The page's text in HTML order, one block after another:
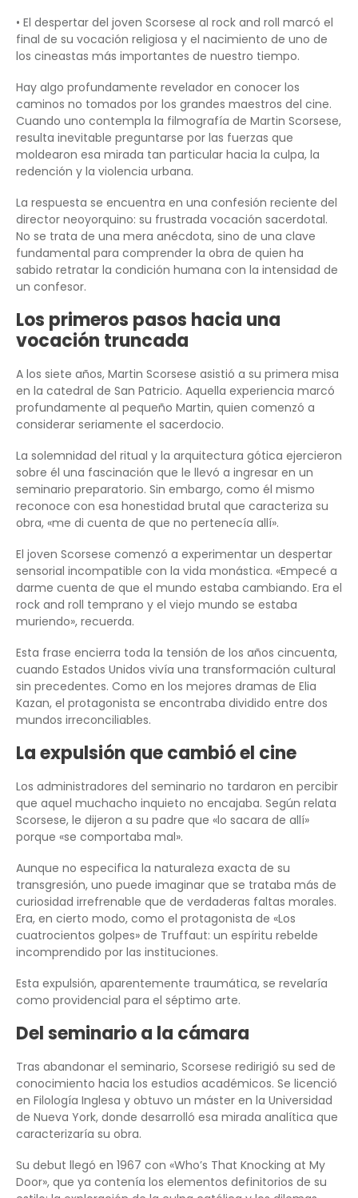
• El despertar del joven Scorsese al rock and roll marcó el
final de su vocación religiosa y el nacimiento de uno de
los cineastas más importantes de nuestro tiempo.
Hay algo profundamente revelador en conocer los
caminos no tomados por los grandes maestros del cine.
Cuando uno contempla la filmografía de Martin Scorsese,
resulta inevitable preguntarse por las fuerzas que
moldearon esa mirada tan particular hacia la culpa, la
redención y la violencia urbana.
La respuesta se encuentra en una confesión reciente del
director neoyorquino: su frustrada vocación sacerdotal.
No se trata de una mera anécdota, sino de una clave
fundamental para comprender la obra de quien ha
sabido retratar la condición humana con la intensidad de
un confesor.
Los primeros pasos hacia una
vocación truncada
A los siete años, Martin Scorsese asistió a su primera misa
en la catedral de San Patricio. Aquella experiencia marcó
profundamente al pequeño Martin, quien comenzó a
considerar seriamente el sacerdocio.
La solemnidad del ritual y la arquitectura gótica ejercieron
sobre él una fascinación que le llevó a ingresar en un
seminario preparatorio. Sin embargo, como él mismo
reconoce con esa honestidad brutal que caracteriza su
obra, «me di cuenta de que no pertenecía allí».
El joven Scorsese comenzó a experimentar un despertar
sensorial incompatible con la vida monástica. «Empecé a
darme cuenta de que el mundo estaba cambiando. Era el
rock and roll temprano y el viejo mundo se estaba
muriendo», recuerda.
Esta frase encierra toda la tensión de los años cincuenta,
cuando Estados Unidos vivía una transformación cultural
sin precedentes. Como en los mejores dramas de Elia
Kazan, el protagonista se encontraba dividido entre dos
mundos irreconciliables.
La expulsión que cambió el cine
Los administradores del seminario no tardaron en percibir
que aquel muchacho inquieto no encajaba. Según relata
Scorsese, le dijeron a su padre que «lo sacara de allí»
porque «se comportaba mal».
Aunque no especifica la naturaleza exacta de su
transgresión, uno puede imaginar que se trataba más de
curiosidad irrefrenable que de verdaderas faltas morales.
Era, en cierto modo, como el protagonista de «Los
cuatrocientos golpes» de Truffaut: un espíritu rebelde
incomprendido por las instituciones.
Esta expulsión, aparentemente traumática, se revelaría
como providencial para el séptimo arte.
Del seminario a la cámara
Tras abandonar el seminario, Scorsese redirigió su sed de
conocimiento hacia los estudios académicos. Se licenció
en Filología Inglesa y obtuvo un máster en la Universidad
de Nueva York, donde desarrolló esa mirada analítica que
caracterizaría su obra.
Su debut llegó en 1967 con «Who’s That Knocking at My
Door», que ya contenía los elementos definitorios de su